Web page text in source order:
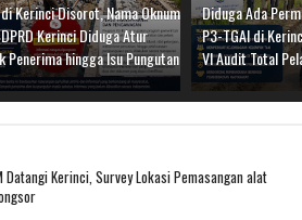
Kerinci Disorot, Nama Oknum
Kerinci Diduga Atur
Penerima hingga Isu Pungutan
Diduga Ada
P3-TGAI di
VI Audit Total
Datangi Kerinci, Survey Lokasi Pemasangan alat